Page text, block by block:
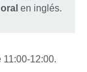
en inglés.
11:00-12:00.